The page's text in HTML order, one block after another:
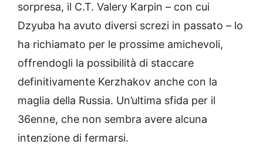
sorpresa, il C.T. Valery Karpin – con cui
Dzyuba ha avuto diversi screzi in passato – lo
ha richiamato per le prossime amichevoli,
offrendogli la possibilità di staccare
definitivamente Kerzhakov anche con la
maglia della Russia. Un’ultima sfida per il
36enne, che non sembra avere alcuna
intenzione di fermarsi.